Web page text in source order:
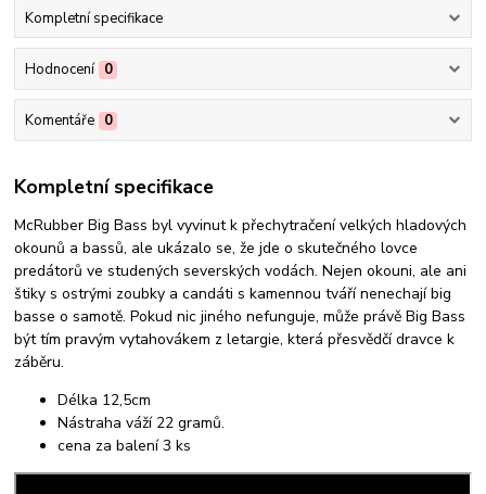
Kompletní specifikace
Hodnocení 0
Komentáře 0
Kompletní specifikace
McRubber Big Bass byl vyvinut k přechytračení velkých hladových
okounů a bassů, ale ukázalo se, že jde o skutečného lovce
predátorů ve studených severských vodách. Nejen okouni, ale ani
štiky s ostrými zoubky a candáti s kamennou tváří nenechají big
basse o samotě. Pokud nic jiného nefunguje, může právě Big Bass
být tím pravým vytahovákem z letargie, která přesvědčí dravce k
záběru.
Délka 12,5cm
Nástraha váží 22 gramů.
cena za balení 3 ks